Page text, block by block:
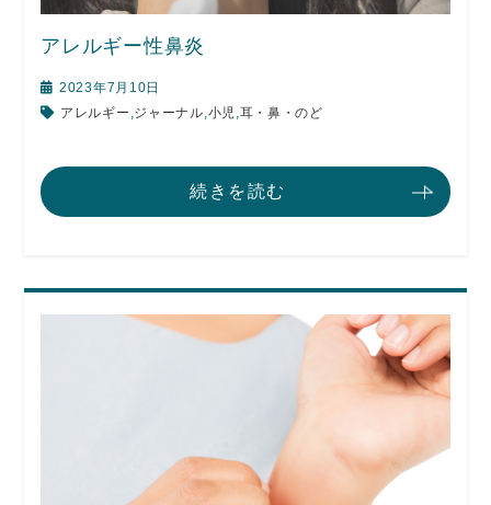
アレルギー性鼻炎
2023年7月10日
アレルギー ジャーナル 小児 耳・鼻・のど
続きを読む